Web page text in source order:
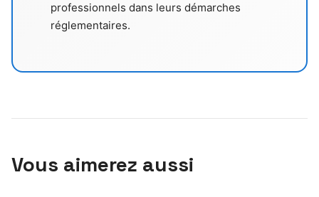
professionnels dans leurs démarches
réglementaires.
Vous aimerez aussi